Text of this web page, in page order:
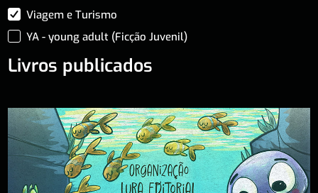
Viagem e Turismo
YA - young adult (Ficção Juvenil)
Livros publicados